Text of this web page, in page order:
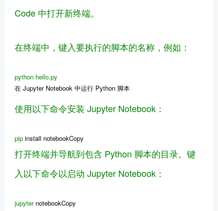
Code 中打开新终端。
在终端中，键入要执行的脚本的名称，例如：
python hello.py
在 Jupyter Notebook 中运行 Python 脚本
使用以下命令安装 Jupyter Notebook：
pip install notebookCopy
打开终端并导航到包含 Python 脚本的目录。键
入以下命令以启动 Jupyter Notebook：
jupyternotebookCopy